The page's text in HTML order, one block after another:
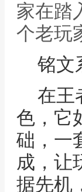
家在踏
个老玩
铭文
在王
色，它
础，一
成，让
据先机